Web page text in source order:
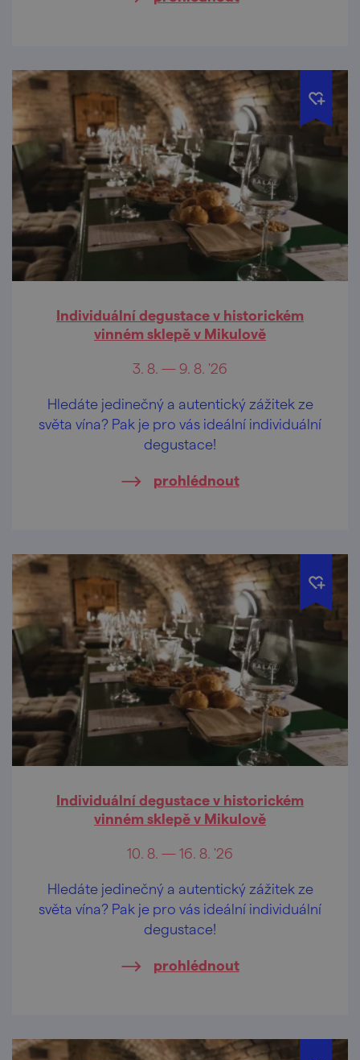
Individuální degustace v historickém
vinném sklepě v Mikulově
3. 8. — 9. 8. '26
Hledáte jedinečný a autentický zážitek ze
světa vína? Pak je pro vás ideální individuální
degustace!
prohlédnout
Individuální degustace v historickém
vinném sklepě v Mikulově
10. 8. — 16. 8. '26
Hledáte jedinečný a autentický zážitek ze
světa vína? Pak je pro vás ideální individuální
degustace!
prohlédnout